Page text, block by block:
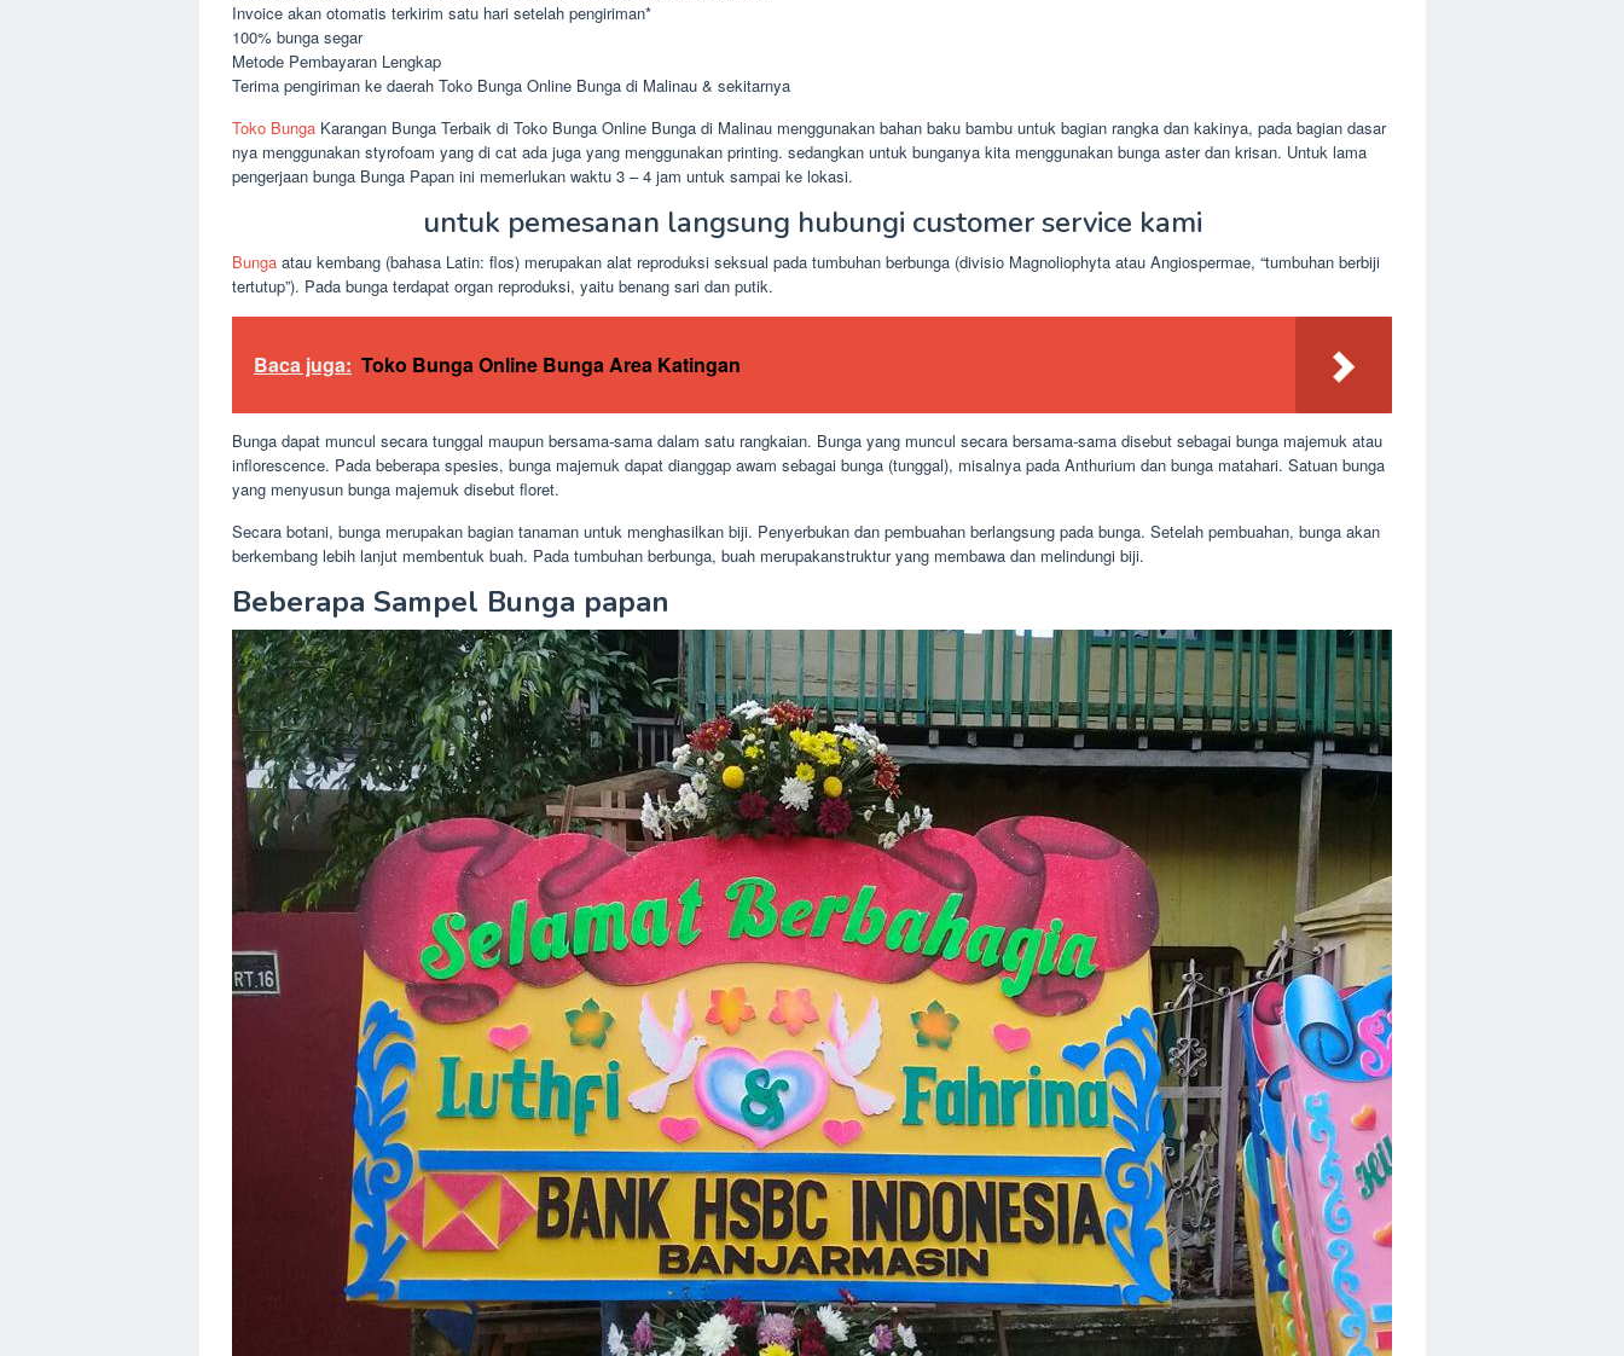
Invoice akan otomatis terkirim satu hari setelah pengiriman*
100% bunga segar
Metode Pembayaran Lengkap
Terima pengiriman ke daerah Toko Bunga Online Bunga di Malinau & sekitarnya
Toko Bunga Karangan Bunga Terbaik di Toko Bunga Online Bunga di Malinau menggunakan bahan baku bambu untuk bagian rangka dan kakinya, pada bagian dasar
nya menggunakan styrofoam yang di cat ada juga yang menggunakan printing. sedangkan untuk bunganya kita menggunakan bunga aster dan krisan. Untuk lama
pengerjaan bunga Bunga Papan ini memerlukan waktu 3 – 4 jam untuk sampai ke lokasi.
untuk pemesanan langsung hubungi customer service kami
Bunga atau kembang (bahasa Latin: flos) merupakan alat reproduksi seksual pada tumbuhan berbunga (divisio Magnoliophyta atau Angiospermae, “tumbuhan berbiji
tertutup”). Pada bunga terdapat organ reproduksi, yaitu benang sari dan putik.
Baca juga: Toko Bunga Online Bunga Area Katingan
Bunga dapat muncul secara tunggal maupun bersama-sama dalam satu rangkaian. Bunga yang muncul secara bersama-sama disebut sebagai bunga majemuk atau
inflorescence. Pada beberapa spesies, bunga majemuk dapat dianggap awam sebagai bunga (tunggal), misalnya pada Anthurium dan bunga matahari. Satuan bunga
yang menyusun bunga majemuk disebut floret.
Secara botani, bunga merupakan bagian tanaman untuk menghasilkan biji. Penyerbukan dan pembuahan berlangsung pada bunga. Setelah pembuahan, bunga akan
berkembang lebih lanjut membentuk buah. Pada tumbuhan berbunga, buah merupakanstruktur yang membawa dan melindungi biji.
Beberapa Sampel Bunga papan